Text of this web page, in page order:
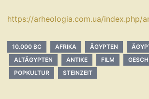
https://arheologia.com.ua/index.php/
10.000 BC AFRIKA ÄGYPTEN
ALTÄGYPTEN
ANTIKE FILM
POPKULTUR
STEINZEIT